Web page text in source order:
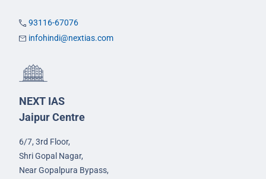
93116-67076
infohindi@nextias.com
NEXT IAS
Jaipur Centre
6/7, 3rd Floor,
Shri Gopal Nagar,
Near Gopalpura Bypass,